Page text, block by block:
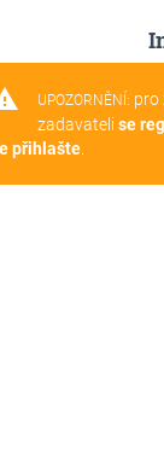
UPOZORNĚNÍ: pro
zadavateli se
přihlašte.